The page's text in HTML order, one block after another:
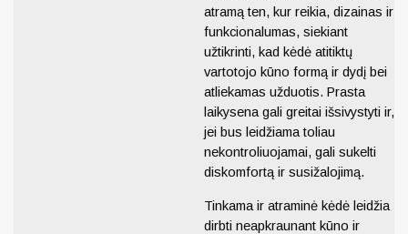
atramą ten, kur reikia, dizainas ir
funkcionalumas, siekiant
užtikrinti, kad kėdė atitiktų
vartotojo kūno formą ir dydį bei
atliekamas užduotis. Prasta
laikysena gali greitai išsivystyti ir,
jei bus leidžiama toliau
nekontroliuojamai, gali sukelti
diskomfortą ir susižalojimą.
Tinkama ir atraminė kėdė leidžia
dirbti neapkraunant kūno ir